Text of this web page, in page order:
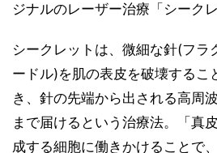
ジナルのレーザー治療「シーク
シークレットは、微細な針(フラ
ードル)を肌の表皮を破壊するこ
き、針の先端から出される高周
まで届けるという治療法。「真
成する細胞に働きかけることで